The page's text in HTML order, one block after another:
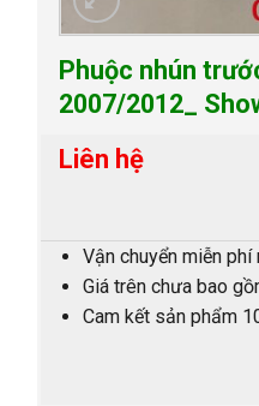
Phuộc nhún
2007/2012_
Liên hệ
Vận chuyển miễn
Giá trên chưa bao
Cam kết sản phẩm